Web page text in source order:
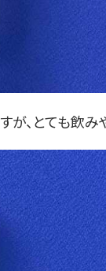
、とても飲み